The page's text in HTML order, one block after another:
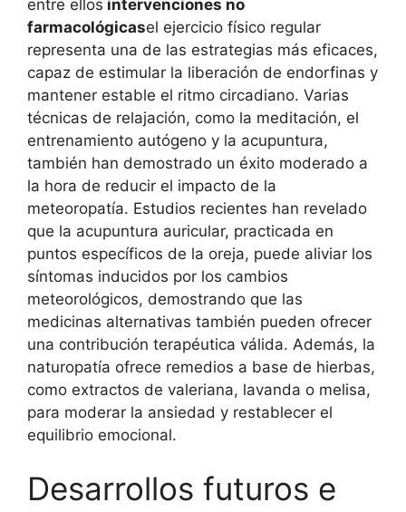
entre ellos intervenciones no
farmacológicasel ejercicio físico regular
representa una de las estrategias más eficaces,
capaz de estimular la liberación de endorfinas y
mantener estable el ritmo circadiano. Varias
técnicas de relajación, como la meditación, el
entrenamiento autógeno y la acupuntura,
también han demostrado un éxito moderado a
la hora de reducir el impacto de la
meteoropatía. Estudios recientes han revelado
que la acupuntura auricular, practicada en
puntos específicos de la oreja, puede aliviar los
síntomas inducidos por los cambios
meteorológicos, demostrando que las
medicinas alternativas también pueden ofrecer
una contribución terapéutica válida. Además, la
naturopatía ofrece remedios a base de hierbas,
como extractos de valeriana, lavanda o melisa,
para moderar la ansiedad y restablecer el
equilibrio emocional.
Desarrollos futuros e